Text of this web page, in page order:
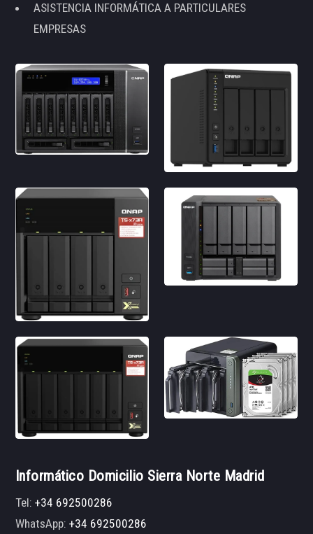
ASISTENCIA INFORMÁTICA A PARTICULARES
EMPRESAS
Informático Domicilio Sierra Norte Madrid
Tel:+34 692500286
WhatsApp:+34 692500286